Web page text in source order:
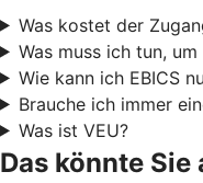
Was kostet der
Was muss ich tun,
Wie kann ich EBICS
Brauche ich immer
Was ist VEU?
Das könnte